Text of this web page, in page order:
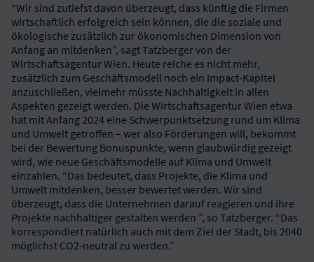
“Wir sind zutiefst davon überzeugt, dass künftig die Firmen
wirtschaftlich erfolgreich sein können, die die soziale und
ökologische zusätzlich zur ökonomischen Dimension von
Anfang an mitdenken”, sagt Tatzberger von der
Wirtschaftsagentur Wien. Heute reiche es nicht mehr,
zusätzlich zum Geschäftsmodell noch ein Impact-Kapitel
anzuschließen, vielmehr müsste Nachhaltigkeit in allen
Aspekten gezeigt werden. Die Wirtschaftsagentur Wien etwa
hat mit Anfang 2024 eine Schwerpunktsetzung rund um Klima
und Umwelt getroffen – wer also Förderungen will, bekommt
bei der Bewertung Bonuspunkte, wenn glaubwürdig gezeigt
wird, wie neue Geschäftsmodelle auf Klima und Umwelt
einzahlen. “Das bedeutet, dass Projekte, die Klima und
Umwelt mitdenken, besser bewertet werden. Wir sind
überzeugt, dass die Unternehmen darauf reagieren und ihre
Projekte nachhaltiger gestalten werden ”, so Tatzberger. “Das
korrespondiert natürlich auch mit dem Ziel der Stadt, bis 2040
möglichst CO2-neutral zu werden.”